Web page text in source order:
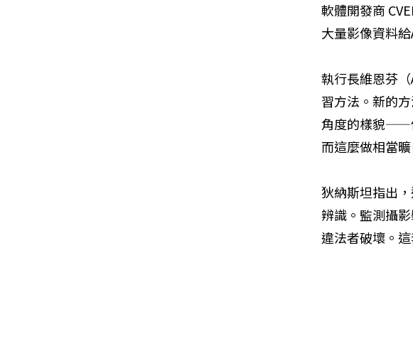
軟體開發商
大量影像資料
執行長維恩芬
習方法。新的
角度的樣貌——
而這麼做相當曠
狄納斯坦指出
辨識。監測攝
違法者破壞。